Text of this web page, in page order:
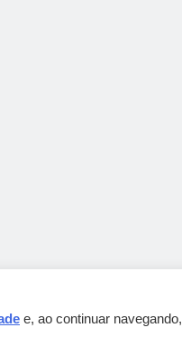
e, ao continuar navegando,